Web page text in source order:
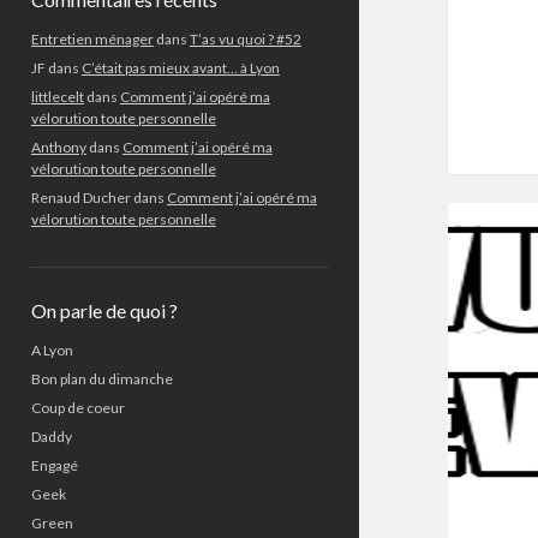
Entretien ménagerdans T’as vu quoi ? #52
JF dans C’était pas mieux avant… à Lyon
littleceltdans Comment j’ai opéré ma
vélorution toute personnelle
Anthonydans Comment j’ai opéré ma
vélorution toute personnelle
Renaud Ducherdans Comment j’ai opéré ma
vélorution toute personnelle
On parle de quoi ?
A Lyon
Bon plan du dimanche
Coup de coeur
Daddy
Engagé
Geek
Green